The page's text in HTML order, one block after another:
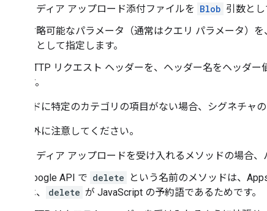
メディア アップロード添付ファイルを Blob 引数とし
省略可能なパラメータ（通常はクエリ パラメータ）
トとして指定します。
HTTP リクエスト ヘッダーを、ヘッダー名をヘッダ
す。
メソッドに特定のカテゴリの項目がない場合、シグネチャ
次の例外に注意してください。
メディア アップロードを受け入れるメソッドの場合、
Google API で delete という名前のメソッドは、
は、
delete が JavaScript の予約語であるためです。